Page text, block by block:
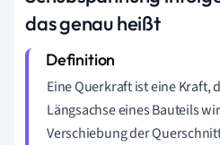
das genau heißt
Eine Querkraft ist eine Kraft,
Längsachse eines Bauteils
Verschiebung der